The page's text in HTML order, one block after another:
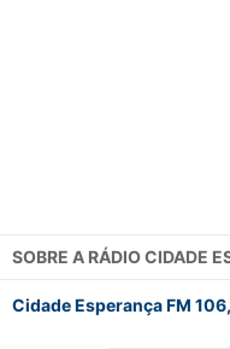
SOBRE A RÁDIO CIDADE
Cidade Esperança FM